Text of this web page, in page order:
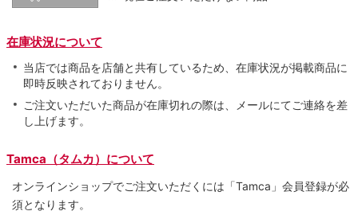
在庫状況について
当店では商品を店舗と共有しているため、在庫状況が掲載商品に
即時反映されておりません。
ご注文いただいた商品が在庫切れの際は、メールにてご連絡を差
し上げます。
Tamca（タムカ）について
オンラインショップでご注⽂いただくには「Tamca」会員登録が必
須となります。